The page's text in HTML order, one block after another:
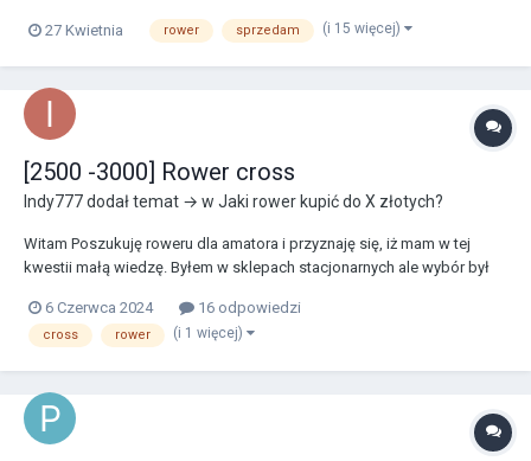
przywieziony z Holandii, zachowany w bardzo dobrym stanie,
27 Kwietnia rower sprzedam (i 15 więcej)
[2500 -3000] Rower cross
Indy777dodał temat → w Jaki rower kupić do X złotych?
Witam Poszukuję roweru dla amatora i przyznaję się, iż mam w tej
kwestii małą wiedzę. Byłem w sklepach stacjonarnych ale wybór był
dlatego liczę na osoby z tego forum. Wzrost 176 Waga 94 Szukam
sprzętu typu cross aby...
6 Czerwca 2024 16 odpowiedzi
cross rower (i 1 więcej)